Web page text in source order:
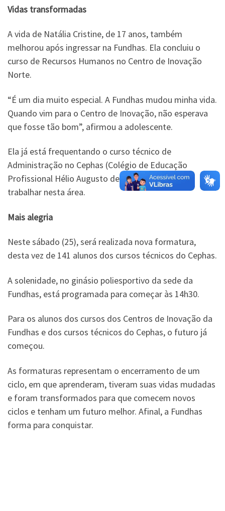
Vidas transformadas
A vida de Natália Cristine, de 17 anos, também
melhorou após ingressar na Fundhas. Ela concluiu o
curso de Recursos Humanos no Centro de Inovação
Norte.
“É um dia muito especial. A Fundhas mudou minha vida.
Quando vim para o Centro de Inovação, não esperava
que fosse tão bom”, afirmou a adolescente.
Ela já está frequentando o curso técnico de
Administração no Cephas (Colégio de Educação
Profissional Hélio Augusto de Souza) e pretende
trabalhar nesta área.
Mais alegria
Neste sábado (25), será realizada nova formatura,
desta vez de 141 alunos dos cursos técnicos do Cephas.
A solenidade, no ginásio poliesportivo da sede da
Fundhas, está programada para começar às 14h30.
Para os alunos dos cursos dos Centros de Inovação da
Fundhas e dos cursos técnicos do Cephas, o futuro já
começou.
As formaturas representam o encerramento de um
ciclo, em que aprenderam, tiveram suas vidas mudadas
e foram transformados para que comecem novos
ciclos e tenham um futuro melhor. Afinal, a Fundhas
forma para conquistar.